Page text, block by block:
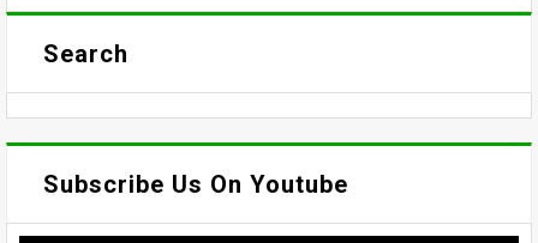
Search
Subscribe Us On Youtube